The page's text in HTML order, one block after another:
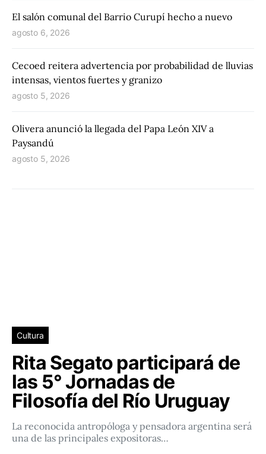
El salón comunal del Barrio Curupí hecho a nuevo
agosto 6, 2026
Cecoed reitera advertencia por probabilidad de lluvias
intensas, vientos fuertes y granizo
agosto 5, 2026
Olivera anunció la llegada del Papa León XIV a
Paysandú
agosto 5, 2026
Cultura
Rita Segato participará de
las 5° Jornadas de
Filosofía del Río Uruguay
La reconocida antropóloga y pensadora argentina será
una de las principales expositoras…